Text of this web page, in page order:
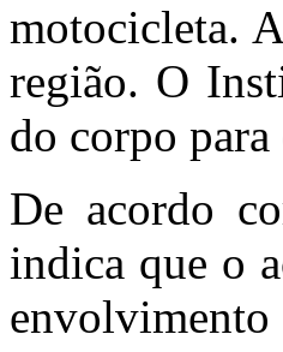
motocicleta.
região. O
do corpo
De acordo
indica que o